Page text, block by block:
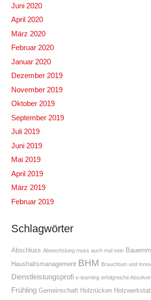
Juni 2020
April 2020
März 2020
Februar 2020
Januar 2020
Dezember 2019
November 2019
Oktober 2019
September 2019
Juli 2019
Juni 2019
Mai 2019
April 2019
März 2019
Februar 2019
Schlagwörter
Abschluss Abwechslung muss auch mal sein
Haushaltsmanagement BHM Brauchtum und
Dienstleistungsprofi e-learning erfolgreiche
Frühling Gemeinschaft Holzrücken